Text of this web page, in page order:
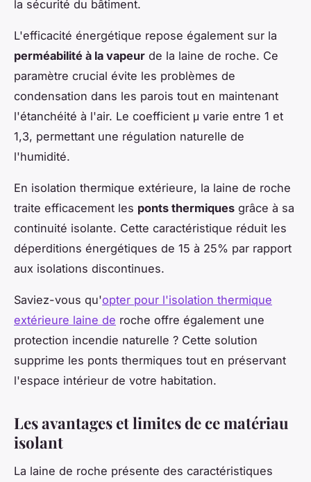
la sécurité du bâtiment.
L'efficacité énergétique repose également sur la
perméabilité à la vapeur de la laine de roche. Ce
paramètre crucial évite les problèmes de
condensation dans les parois tout en maintenant
l'étanchéité à l'air. Le coefficient μ varie entre 1 et
1,3, permettant une régulation naturelle de
l'humidité.
En isolation thermique extérieure, la laine de roche
traite efficacement les ponts thermiques grâce à sa
continuité isolante. Cette caractéristique réduit les
déperditions énergétiques de 15 à 25% par rapport
aux isolations discontinues.
Saviez-vous qu'opter pour l'isolation thermique
extérieure laine de roche offre également une
protection incendie naturelle ? Cette solution
supprime les ponts thermiques tout en préservant
l'espace intérieur de votre habitation.
Les avantages et limites de ce matériau
isolant
La laine de roche présente des caractéristiques